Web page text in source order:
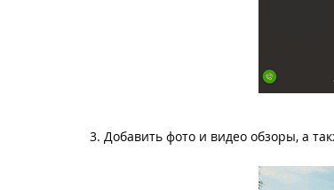
3. Добавить фото и видео обзоры, а